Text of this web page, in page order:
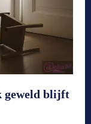
geweld blijft